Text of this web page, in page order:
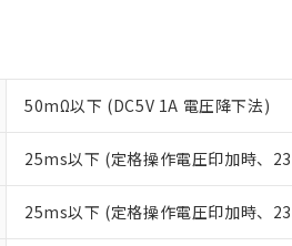
50mΩ以下 (DC5V 1A 電圧降下法)
25ms以下 (定格操作電圧印加時、
25ms以下 (定格操作電圧印加時、
のであり、
い。
正式な納期
当社販売員
在庫状況お
す。
※2 対応予定月
部品在庫の切り替
Cr(Ⅵ)(六価クロム) :
DBP(フタル酸ジブチル
DEHP(フタル酸ビス(2-
※2 環境保護使
ます。
当社は貴社
置等に一切
当社は、貴
たしません。
○ 一定数以
△ 一定数
－
在庫な